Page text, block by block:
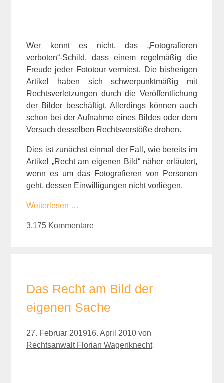
Wer kennt es nicht, das „Fotografieren
verboten“-Schild, dass einem regelmäßig die
Freude jeder Fototour vermiest. Die bisherigen
Artikel haben sich schwerpunktmäßig mit
Rechtsverletzungen durch die Veröffentlichung
der Bilder beschäftigt. Allerdings können auch
schon bei der Aufnahme eines Bildes oder dem
Versuch desselben Rechtsverstöße drohen.
Dies ist zunächst einmal der Fall, wie bereits im
Artikel „Recht am eigenen Bild“ näher erläutert,
wenn es um das Fotografieren von Personen
geht, dessen Einwilligungen nicht vorliegen.
Weiterlesen …
3.175 Kommentare
Das Recht am Bild der
eigenen Sache
27. Februar 201916. April 2010 von
Rechtsanwalt Florian Wagenknecht